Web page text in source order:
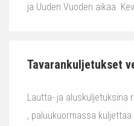
ja Uuden Vuoden aikaa.
Tavarankuljetukset
Lautta- ja aluskuljetuksina
, paluukuormassa